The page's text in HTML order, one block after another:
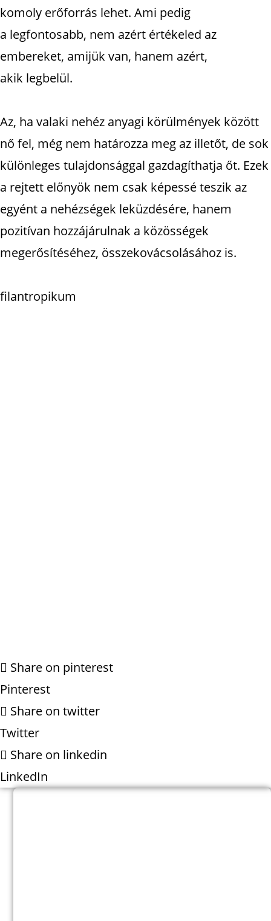
komoly erőforrás lehet. Ami pedig
a legfontosabb, nem azért értékeled az
embereket, amijük van, hanem azért,
akik legbelül.
Az, ha valaki nehéz anyagi körülmények között
nő fel, még nem határozza meg az illetőt, de sok
különleges tulajdonsággal gazdagíthatja őt. Ezek
a rejtett előnyök nem csak képessé teszik az
egyént a nehézségek leküzdésére, hanem
pozitívan hozzájárulnak a közösségek
megerősítéséhez, összekovácsolásához is.
filantropikum
Share on pinterest
Pinterest
Share on twitter
Twitter
Share on linkedin
LinkedIn